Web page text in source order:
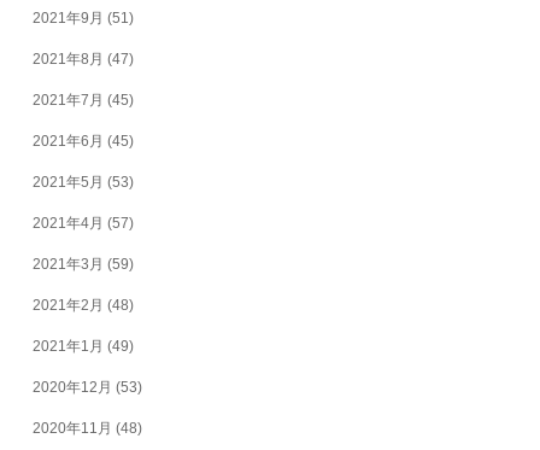
2021年9月 (51)
2021年8月 (47)
2021年7月 (45)
2021年6月 (45)
2021年5月 (53)
2021年4月 (57)
2021年3月 (59)
2021年2月 (48)
2021年1月 (49)
2020年12月 (53)
2020年11月 (48)